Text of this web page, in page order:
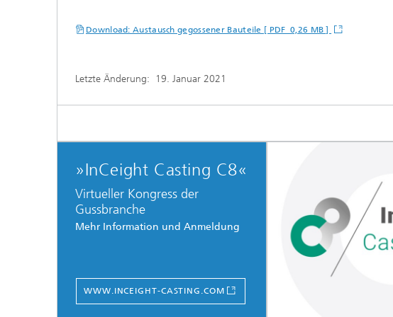
Download: Austausch gegossener Bauteile [ PDF 0,26 MB ]
Letzte Änderung: 19. Januar 2021
»InCeight Casting C8«
Virtueller Kongress der
Gussbranche
Mehr Information und Anmeldung
WWW.INCEIGHT-CASTING.COM